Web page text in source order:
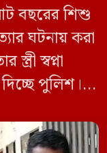
বছরের শিশু
ঘটনায় করা
স্বপ্না
পুলিশ।